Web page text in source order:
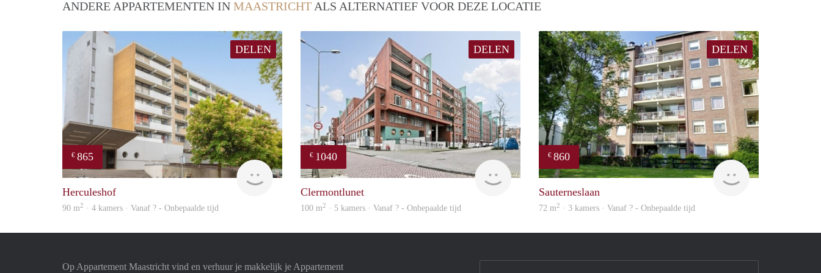
ANDERE APPARTEMENTEN IN MAASTRICHT ALS ALTERNATIEF VOOR DEZE LOCATIE
DELEN
€ 865
Woning
Herculeshof
90 m2 · 4 kamers · Vanaf ? - Onbepaalde tijd
DELEN
€ 1040
finder
Clermontlunet
100 m2 · 5 kamers · Vanaf ? - Onbepaalde tijd
DELEN
€ 860
Woning
Sauterneslaan
72 m2 · 3 kamers · Vanaf ? - Onbepaalde tijd
Op Appartement Maastricht vind en verhuur je makkelijk je Appartement